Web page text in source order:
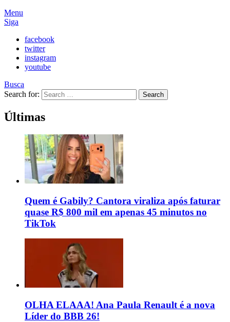
Menu
Siga
facebook
twitter
instagram
youtube
Busca
Search for:
Search
Últimas
Quem é Gabily? Cantora viraliza após faturar
quase R$ 800 mil em apenas 45 minutos no
TikTok
OLHA ELAAA! Ana Paula Renault é a nova
Líder do BBB 26!